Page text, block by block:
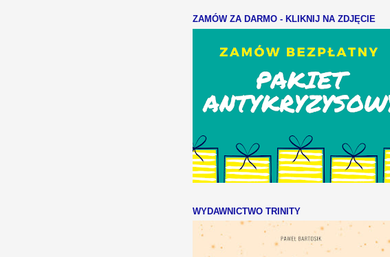
ZAMÓW ZA DARMO - KLIKNIJ NA ZDJĘCIE
WYDAWNICTWO TRINITY